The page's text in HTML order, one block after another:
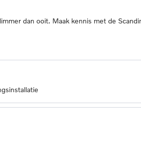
dan ooit. Maak kennis met de